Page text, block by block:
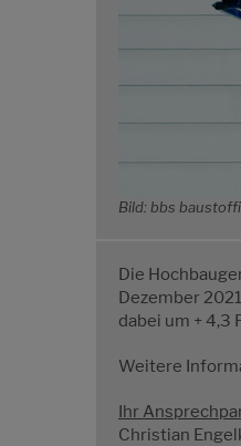
Bild: bbs
Die
Dezember
dabei um + 4,3
Weitere
Ihr
Christian